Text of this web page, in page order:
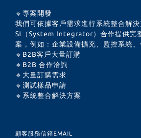
🔹專案開發
我們可依據客戶需求進行系統整合解決
SI（System Integrator）合作提供完
案，例如：企業設備擴充、監控系統、
🔹B2B客戶大量訂購
🔹B2B 合作洽詢
🔹大量訂購需求
🔹測試樣品申請
🔹系統整合解決方案
顧客服務信箱EMAIL